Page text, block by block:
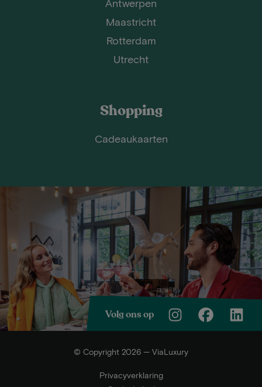
Antwerpen
Maastricht
Rotterdam
Utrecht
Shopping
Cadeaukaarten
Volg ons op
© Copyright 2026 — ViaLuxury
Privacyverklaring